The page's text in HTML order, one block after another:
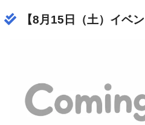
【8月15日（土）イベ